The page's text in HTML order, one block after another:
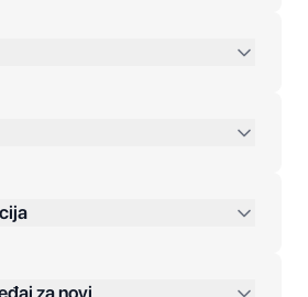
za novi